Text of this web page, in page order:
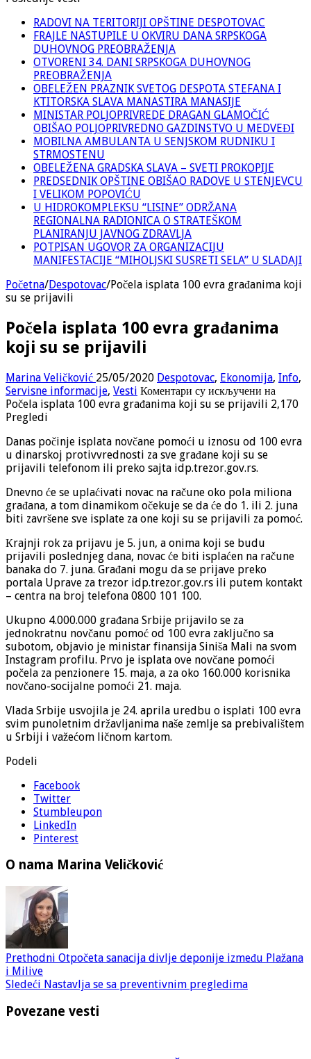
RADOVI NA TERITORIJI OPŠTINE DESPOTOVAC
FRAJLE NASTUPILE U OKVIRU DANA SRPSKOGA
DUHOVNOG PREOBRAŽENJA
OTVORENI 34. DANI SRPSKOGA DUHOVNOG
PREOBRAŽENJA
OBELEŽEN PRAZNIK SVETOG DESPOTA STEFANA I
KTITORSKA SLAVA MANASTIRA MANASIJE
MINISTAR POLJOPRIVREDE DRAGAN GLAMOČIĆ
OBIŠAO POLJOPRIVREDNO GAZDINSTVO U MEDVEĐI
MOBILNA AMBULANTA U SENJSKOM RUDNIKU I
STRMOSTENU
OBELEŽENA GRADSKA SLAVA – SVETI PROKOPIJE
PREDSEDNIK OPŠTINE OBIŠAO RADOVE U STENJEVCU
I VELIKOM POPOVIĆU
U HIDROKOMPLEKSU “LISINE” ODRŽANA
REGIONALNA RADIONICA O STRATEŠKOM
PLANIRANJU JAVNOG ZDRAVLJA
POTPISAN UGOVOR ZA ORGANIZACIJU
MANIFESTACIJE “MIHOLJSKI SUSRETI SELA” U SLADAJI
Početna/Despotovac/Počela isplata 100 evra građanima koji
su se prijavili
Počela isplata 100 evra građanima
koji su se prijavili
Marina Veličković 25/05/2020 Despotovac, Ekonomija, Info,
Servisne informacije, Vesti Коментари су искључени на
Počela isplata 100 evra građanima koji su se prijavili 2,170
Pregledi
Danas počinje isplata novčane pomoći u iznosu od 100 evra
u dinarskoj protivvrednosti za sve građane koji su se
prijavili telefonom ili preko sajta idp.trezor.gov.rs.
Dnevno će se uplaćivati novac na račune oko pola miliona
građana, a tom dinamikom očekuje se da će do 1. ili 2. juna
biti završene sve isplate za one koji su se prijavili za pomoć.
Кrajnji rok za prijavu je 5. jun, a onima koji se budu
prijavili poslednjeg dana, novac će biti isplaćen na račune
banaka do 7. juna. Građani mogu da se prijave preko
portala Uprave za trezor idp.trezor.gov.rs ili putem kontakt
– centra na broj telefona 0800 101 100.
Ukupno 4.000.000 građana Srbije prijavilo se za
jednokratnu novčanu pomoć od 100 evra zaključno sa
subotom, objavio je ministar finansija Siniša Mali na svom
Instagram profilu. Prvo je isplata ove novčane pomoći
počela za penzionere 15. maja, a za oko 160.000 korisnika
novčano-socijalne pomoći 21. maja.
Vlada Srbije usvojila je 24. aprila uredbu o isplati 100 evra
svim punoletnim državljanima naše zemlje sa prebivalištem
u Srbiji i važećom ličnom kartom.
Podeli
Facebook
Twitter
Stumbleupon
LinkedIn
Pinterest
O nama Marina Veličković
Prethodni Otpočeta sanacija divlje deponije između Plažana
i Milive
Sledeći Nastavlja se sa preventivnim pregledima
Povezane vesti